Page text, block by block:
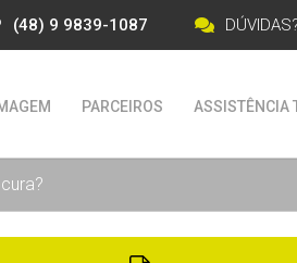
(48) 9 9839-1087
PARCEIROS ASSISTÊNCIA